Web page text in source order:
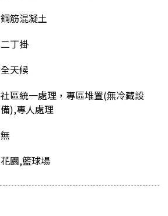
鋼筋混凝土
二丁掛
全天候
社區統一處理，專區堆置(無冷藏設
備),專人處理
無
花園,籃球場